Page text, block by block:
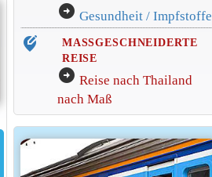
arrow_circle_right Gesundheit / Impfstoffe
edit_location_alt
MASSGESCHNEIDERTE
REISE
arrow_circle_right Reise nach Thailand
nach Maß